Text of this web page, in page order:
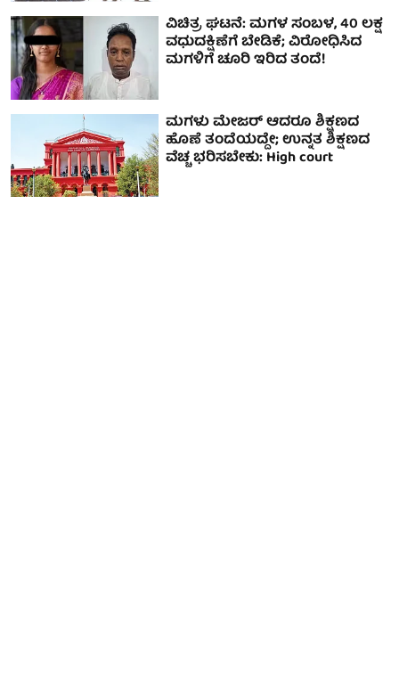
ವಿಚಿತ್ರ ಘಟನೆ: ಮಗಳ ಸಂಬಳ, 40 ಲಕ್ಷ
ವಧುದಕ್ಷಿಣೆಗೆ ಬೇಡಿಕೆ; ವಿರೋಧಿಸಿದ
ಮಗಳಿಗೆ ಚೂರಿ ಇರಿದ ತಂದೆ!
ಮಗಳು ಮೇಜರ್ ಆದರೂ ಶಿಕ್ಷಣದ
ಹೊಣೆ ತಂದೆಯದ್ದೇ; ಉನ್ನತ ಶಿಕ್ಷಣದ
ವೆಚ್ಚ ಭರಿಸಬೇಕು: High court